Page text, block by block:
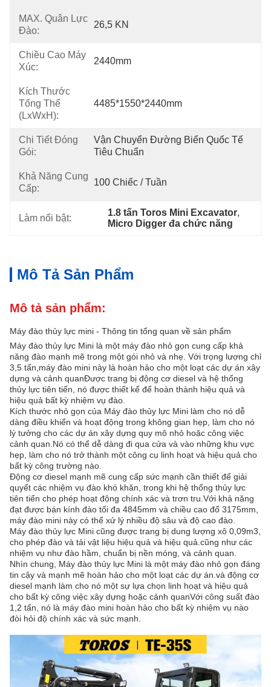
MAX. Quân Lực
Đào:
26,5 KN
Chiều Cao Máy
Xúc:
2440mm
Kích Thước
Tổng Thể
(LxWxH):
4485*1550*2440mm
Chi Tiết Đóng
Gói:
Vận Chuyển Đường Biển Quốc Tế
Tiêu Chuẩn
Khả Năng Cung
Cấp:
100 Chiếc / Tuần
Làm nổi bật:
1.8 tấn Toros Mini Excavator,
Micro Digger đa chức năng
Mô Tả Sản Phẩm
Mô tả sản phẩm:
Máy đào thủy lực mini - Thông tin tổng quan về sản phẩm
Máy đào thủy lực Mini là một máy đào nhỏ gọn cung cấp khả
năng đào mạnh mẽ trong một gói nhỏ và nhẹ. Với trọng lượng chỉ
3,5 tấn,máy đào mini này là hoàn hảo cho một loạt các dự án xây
dựng và cảnh quanĐược trang bị động cơ diesel và hệ thống
thủy lực tiên tiến, nó được thiết kế để hoàn thành hiệu quả và
hiệu quả bất kỳ nhiệm vụ đào.
Kích thước nhỏ gọn của Máy đào thủy lực Mini làm cho nó dễ
dàng điều khiển và hoạt động trong không gian hẹp, làm cho nó
lý tưởng cho các dự án xây dựng quy mô nhỏ hoặc công việc
cảnh quan.Nó có thể dễ dàng đi qua cửa và vào những khu vực
hẹp, làm cho nó trở thành một công cụ linh hoạt và hiệu quả cho
bất kỳ công trường nào.
Động cơ diesel mạnh mẽ cung cấp sức mạnh cần thiết để giải
quyết các nhiệm vụ đào khó khăn, trong khi hệ thống thủy lực
tiên tiến cho phép hoạt động chính xác và trơn tru.Với khả năng
đạt được bán kính đào tối đa 4845mm và chiều cao đổ 3175mm,
máy đào mini này có thể xử lý nhiều độ sâu và độ cao đào.
Máy đào thủy lực Mini cũng được trang bị dung lượng xô 0,09m3,
cho phép đào và tải vật liệu hiệu quả và hiệu quả.cũng như các
nhiệm vụ như đào hầm, chuẩn bị nền móng, và cảnh quan.
Nhìn chung, Máy đào thủy lực Mini là một máy đào nhỏ gọn đáng
tin cậy và mạnh mẽ hoàn hảo cho một loạt các dự án.và động cơ
diesel mạnh làm cho nó một sự lựa chọn linh hoạt và hiệu quả
cho bất kỳ công việc xây dựng hoặc cảnh quanVới công suất đào
1,2 tấn, nó là máy đào mini hoàn hảo cho bất kỳ nhiệm vụ nào
đòi hỏi độ chính xác và sức mạnh.